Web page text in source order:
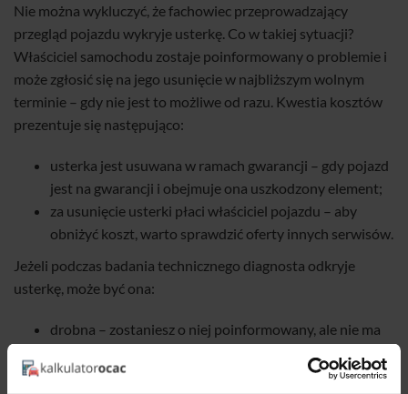
Nie można wykluczyć, że fachowiec przeprowadzający
przegląd pojazdu wykryje usterkę. Co w takiej sytuacji?
Właściciel samochodu zostaje poinformowany o problemie i
może zgłosić się na jego usunięcie w najbliższym wolnym
terminie – gdy nie jest to możliwe od razu. Kwestia kosztów
prezentuje się następująco:
usterka jest usuwana w ramach gwarancji – gdy pojazd
jest na gwarancji i obejmuje ona uszkodzony element;
za usunięcie usterki płaci właściciel pojazdu – aby
obniżyć koszt, warto sprawdzić oferty innych serwisów.
Jeżeli podczas badania technicznego diagnosta odkryje
usterkę, może być ona:
drobna – zostaniesz o niej poinformowany, ale nie ma
istotna – będziesz wezwany do jej naprawy, ale nadal